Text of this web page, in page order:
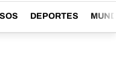
DEPORTES